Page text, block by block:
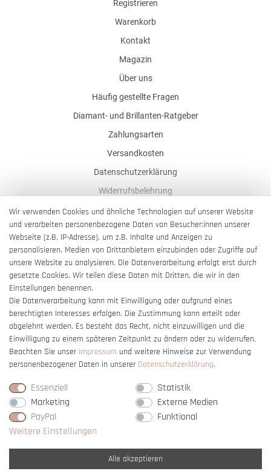
Registrieren
Warenkorb
Kontakt
Magazin
Über uns
Häufig gestellte Fragen
Diamant- und Brillanten-Ratgeber
Zahlungsarten
Versandkosten
Datenschutzerklärung
Widerrufsbelehrung
AGB
Impressum
Barrierefreiheitserklärung
Vertrag widerrufen
Wir verwenden Cookies und ähnliche Technologien auf unserer Website
und verarbeiten personenbezogene Daten von Besucher:innen unserer
Webseite (z.B. IP-Adresse), um z.B. Inhalte und Anzeigen zu
personalisieren, Medien von Drittanbietern einzubinden oder Zugriffe auf
unsere Website zu analysieren. Die Datenverarbeitung erfolgt erst durch
gesetzte Cookies. Wir teilen diese Daten mit Dritten, die wir in den
Einstellungen benennen.
Die Datenverarbeitung kann mit Einwilligung oder aufgrund eines
berechtigten Interesses erfolgen. Die Zustimmung kann erteilt oder
abgelehnt werden. Es besteht das Recht, nicht einzuwilligen und die
Einwilligung zu einem späteren Zeitpunkt zu ändern oder zu widerrufen.
Beachten Sie unser Impressum und weitere Hinweise zur Verwendung
personenbezogener Daten in unserer Daten­schutz­erklärung.
Essenziell
Statistik
Marketing
Externe Medien
PayPal
Funktional
Weitere Einstellungen
Alle akzeptieren